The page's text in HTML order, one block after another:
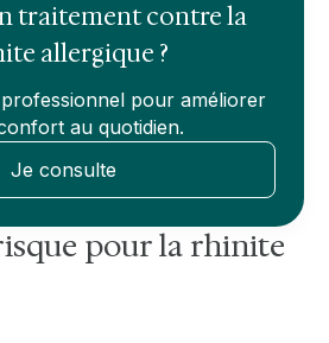
traitement contre la
allergique ?
pour améliorer
au quotidien.
Je consulte
pour la rhinite